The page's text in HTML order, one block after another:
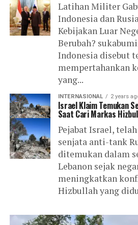
Latihan Militer
Indonesia dan
Kebijakan Luar
Berubah?
Indonesia disebut
mempertahankan
yang...
INTERNASIONAL 2 years
Israel Klaim Temukan
Saat Cari Markas
Pejabat Israel,
senjata anti-tank
ditemukan dalam
Lebanon sejak
meningkatkan
Hizbullah yang